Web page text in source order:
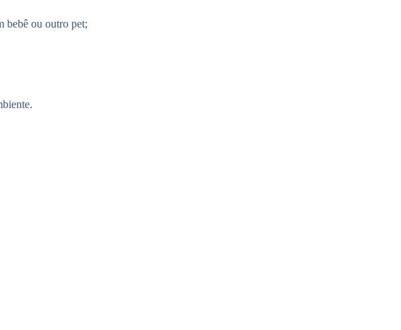
bebê ou outro pet;